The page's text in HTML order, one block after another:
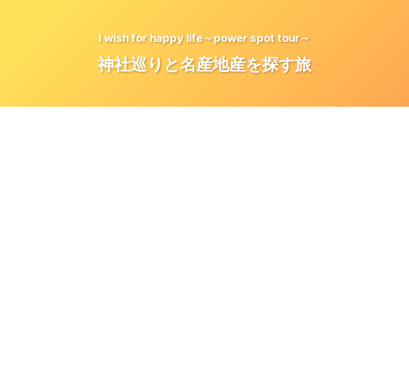
I wish for happy life～power spot tour～
神社巡りと名産地産を探す旅